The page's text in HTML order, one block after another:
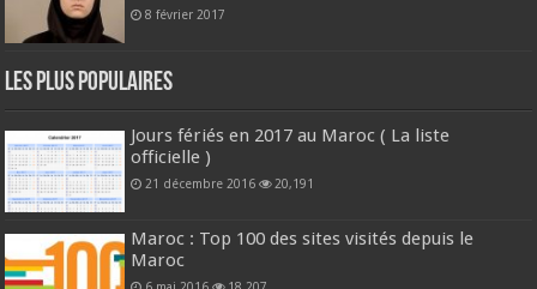
8 février 2017
Les plus populaires
Jours fériés en 2017 au Maroc ( La liste
officielle )
21 décembre 2016 20,191
Maroc : Top 100 des sites visités depuis le
Maroc